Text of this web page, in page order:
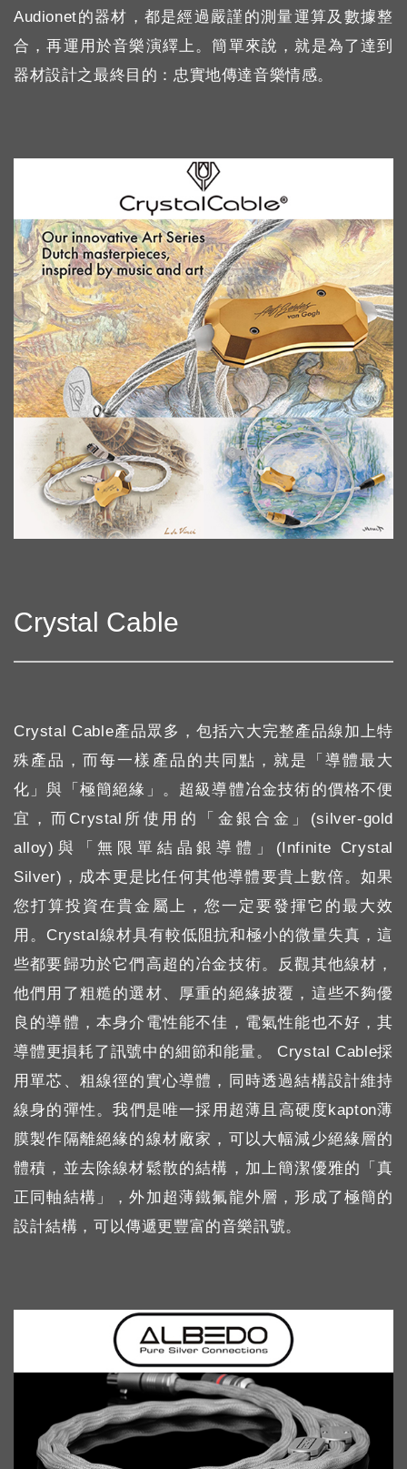
Audionet的器材，都是經過嚴謹的測量運算及數據整
合，再運用於音樂演繹上。簡單來說，就是為了達到
器材設計之最終目的：忠實地傳達音樂情感。
Crystal Cable
Crystal Cable產品眾多，包括六大完整產品線加上特
殊產品，而每一樣產品的共同點，就是「導體最大
化」與「極簡絕緣」。超級導體冶金技術的價格不便
宜，而Crystal所使用的「金銀合金」(silver-gold
alloy)與「無限單結晶銀導體」(Infinite Crystal
Silver)，成本更是比任何其他導體要貴上數倍。如果
您打算投資在貴金屬上，您一定要發揮它的最大效
用。Crystal線材具有較低阻抗和極小的微量失真，這
些都要歸功於它們高超的冶金技術。反觀其他線材，
他們用了粗糙的選材、厚重的絕緣披覆，這些不夠優
良的導體，本身介電性能不佳，電氣性能也不好，其
導體更損耗了訊號中的細節和能量。 Crystal Cable採
用單芯、粗線徑的實心導體，同時透過結構設計維持
線身的彈性。我們是唯一採用超薄且高硬度kapton薄
膜製作隔離絕緣的線材廠家，可以大幅減少絕緣層的
體積，並去除線材鬆散的結構，加上簡潔優雅的「真
正同軸結構」，外加超薄鐵氟龍外層，形成了極簡的
設計結構，可以傳遞更豐富的音樂訊號。